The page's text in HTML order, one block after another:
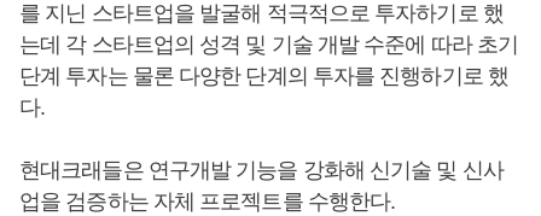
를 지닌 스타트업을 발굴해 적극적으로 투자하기로 했
는데 각 스타트업의 성격 및 기술 개발 수준에 따라 초기
단계 투자는 물론 다양한 단계의 투자를 진행하기로 했
다.
현대크래들은 연구개발 기능을 강화해 신기술 및 신사
업을 검증하는 자체 프로젝트를 수행한다.